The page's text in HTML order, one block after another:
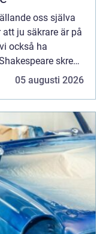
oss själva
ju säkrare är på
också ha
skrev
den vise vet
05 augusti 2026